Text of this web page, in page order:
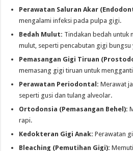
Perawatan Saluran Akar
mengalami infeksi pada pulpa gigi.
Bedah Mulut: Tindakan bedah untuk
mulut, seperti pencabutan gigi bungsu
Pemasangan Gigi Tiruan
memasang gigi tiruan untuk
Perawatan Periodontal: Merawat
seperti gusi dan tulang alveolar.
Ortodonsia (Pemasangan Behel):
rapi.
Kedokteran Gigi Anak: Perawatan
Bleaching (Pemutihan Gigi):